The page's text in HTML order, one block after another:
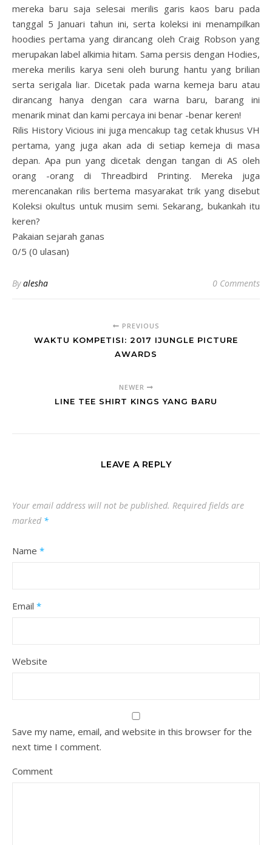
mereka baru saja selesai merilis garis kaos baru pada
tanggal 5 Januari tahun ini, serta koleksi ini menampilkan
hoodies pertama yang dirancang oleh Craig Robson yang
merupakan label alkimia hitam. Sama persis dengan Hodies,
mereka merilis karya seni oleh burung hantu yang brilian
serta serigala liar. Dicetak pada warna kemeja baru atau
dirancang hanya dengan cara warna baru, barang ini
menarik minat dan kami percaya ini benar -benar keren!
Rilis History Vicious ini juga mencakup tag cetak khusus VH
pertama, yang juga akan ada di setiap kemeja di masa
depan. Apa pun yang dicetak dengan tangan di AS oleh
orang -orang di Threadbird Printing. Mereka juga
merencanakan rilis bertema masyarakat trik yang disebut
Koleksi okultus untuk musim semi. Sekarang, bukankah itu
keren?
Pakaian sejarah ganas
0/5 (0 ulasan)
Byalesha 0 Comments
PREVIOUS
WAKTU KOMPETISI: 2017 IJUNGLE PICTURE
AWARDS
NEWER
LINE TEE SHIRT KINGS YANG BARU
LEAVE A REPLY
Your email address will not be published. Required fields are
marked *
Name *
Email *
Website
Save my name, email, and website in this browser for the
next time I comment.
Comment